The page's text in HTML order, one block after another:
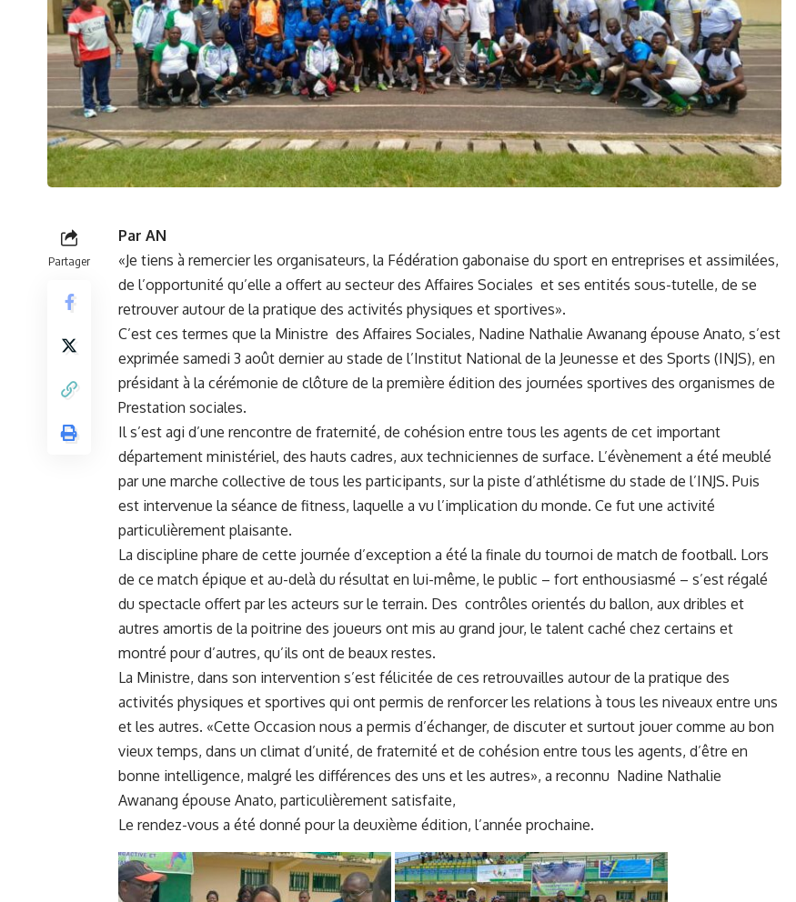
Partager
Par AN
«Je tiens à remercier les organisateurs, la Fédération gabonaise du sport en entreprises et assimilées,
de l’opportunité qu’elle a offert au secteur des Affaires Sociales et ses entités sous-tutelle, de se
retrouver autour de la pratique des activités physiques et sportives».
C’est ces termes que la Ministre des Affaires Sociales, Nadine Nathalie Awanang épouse Anato, s’est
exprimée samedi 3 août dernier au stade de l’Institut National de la Jeunesse et des Sports (INJS), en
présidant à la cérémonie de clôture de la première édition des journées sportives des organismes de
Prestation sociales.
Il s’est agi d’une rencontre de fraternité, de cohésion entre tous les agents de cet important
département ministériel, des hauts cadres, aux techniciennes de surface. L’évènement a été meublé
par une marche collective de tous les participants, sur la piste d’athlétisme du stade de l’INJS. Puis
est intervenue la séance de fitness, laquelle a vu l’implication du monde. Ce fut une activité
particulièrement plaisante.
La discipline phare de cette journée d’exception a été la finale du tournoi de match de football. Lors
de ce match épique et au-delà du résultat en lui-même, le public – fort enthousiasmé – s’est régalé
du spectacle offert par les acteurs sur le terrain. Des contrôles orientés du ballon, aux dribles et
autres amortis de la poitrine des joueurs ont mis au grand jour, le talent caché chez certains et
montré pour d’autres, qu’ils ont de beaux restes.
La Ministre, dans son intervention s’est félicitée de ces retrouvailles autour de la pratique des
activités physiques et sportives qui ont permis de renforcer les relations à tous les niveaux entre uns
et les autres. «Cette Occasion nous a permis d’échanger, de discuter et surtout jouer comme au bon
vieux temps, dans un climat d’unité, de fraternité et de cohésion entre tous les agents, d’être en
bonne intelligence, malgré les différences des uns et les autres», a reconnu Nadine Nathalie
Awanang épouse Anato, particulièrement satisfaite,
Le rendez-vous a été donné pour la deuxième édition, l’année prochaine.